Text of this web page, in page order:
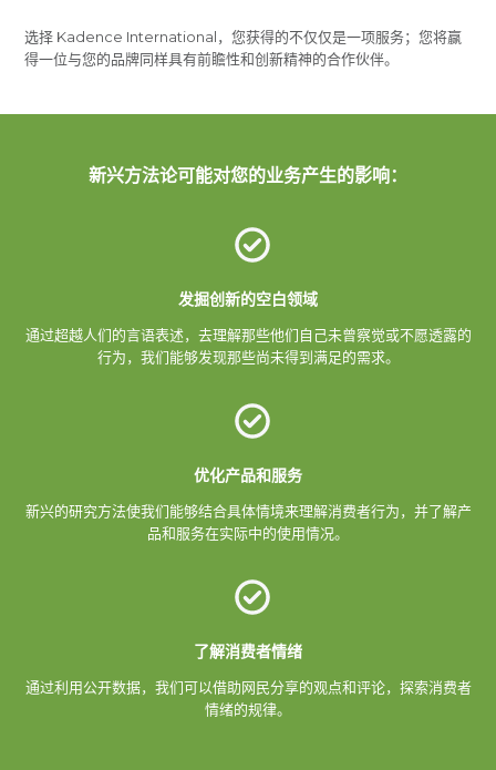
选择 Kadence International，您获得的不仅仅是一项服务；您将赢
得一位与您的品牌同样具有前瞻性和创新精神的合作伙伴。
新兴方法论可能对您的业务产生的影响：
发掘创新的空白领域
通过超越人们的言语表述，去理解那些他们自己未曾察觉或不愿透露的
行为，我们能够发现那些尚未得到满足的需求。
优化产品和服务
新兴的研究方法使我们能够结合具体情境来理解消费者行为，并了解产
品和服务在实际中的使用情况。
了解消费者情绪
通过利用公开数据，我们可以借助网民分享的观点和评论，探索消费者
情绪的规律。